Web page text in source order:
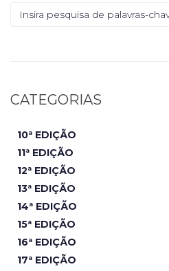
CATEGORIAS
10ª EDIÇÃO
11ª EDIÇÃO
12ª EDIÇÃO
13ª EDIÇÃO
14ª EDIÇÃO
15ª EDIÇÃO
16ª EDIÇÃO
17ª EDIÇÃO